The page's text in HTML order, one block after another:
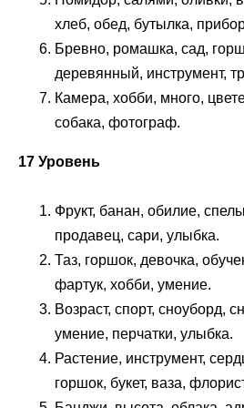
хлеб, обед, бутылка,
Бревно, ромашка, сад,
деревянный, инструмент,
Камера, хобби, много,
собака, фотограф.
17 Уровень
Фрукт, банан, обилие,
продавец, сари, улыбка.
Таз, горшок, девочка,
фартук, хобби, умение.
Возраст, спорт, сноуборд,
умение, перчатки, улыбка.
Растение, инструмент,
горшок, букет, ваза,